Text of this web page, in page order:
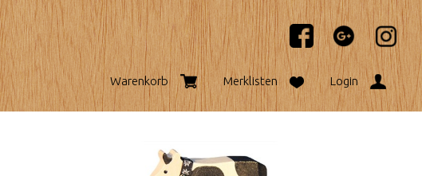
Warenkorb Merklisten Login